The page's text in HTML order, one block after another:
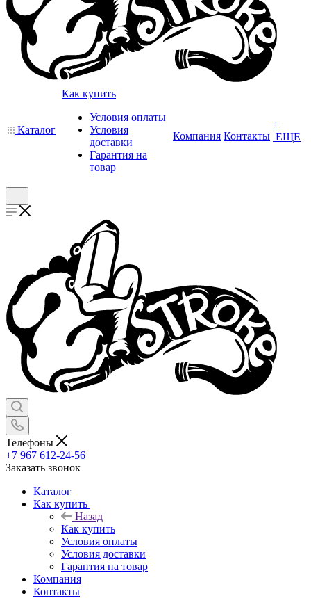
Каталог
Как купить
Условия оплаты
Условия
доставки
Гарантия на
товар
Компания Контакты
+
ЕЩЕ
Телефоны
+7 967 612-24-56
Заказать звонок
Каталог
Как купить
Назад
Как купить
Условия оплаты
Условия доставки
Гарантия на товар
Компания
Контакты